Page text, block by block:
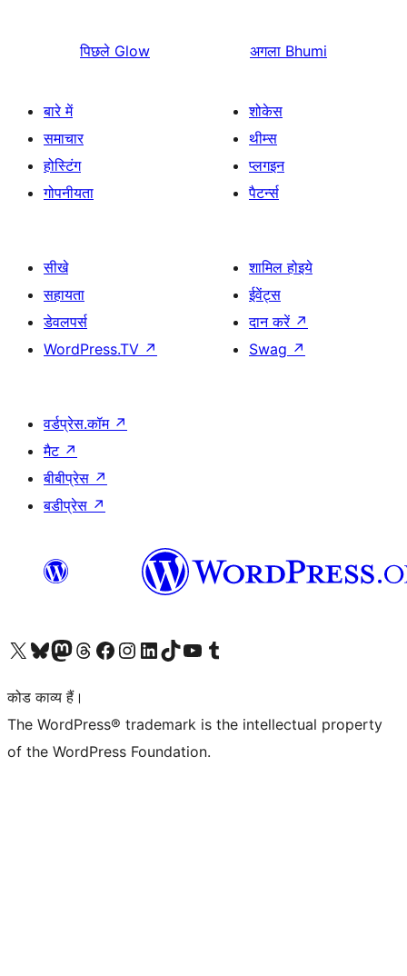
पिछले Glow अगला Bhumi
बारे में
समाचार
होस्टिंग
गोपनीयता
शोकेस
थीम्स
प्लगइन
पैटर्न्स
सीखे
सहायता
डेवलपर्स
WordPress.TV ↗
शामिल होइये
ईवेंट्स
दान करें ↗
Swag ↗
वर्डप्रेस.कॉम ↗
मैट ↗
बीबीप्रेस ↗
बडीप्रेस ↗
Visit our X (formerly Twitter) account
हमारे बलुस्की खाते पर जाएँVisit our Mastodon account
हमारे थ्रेड्स अकाउंट पर जाएंहमारे फेसबुक पेज पर जाएँहमारे इंस्टाग्राम अकाउंट पर जाएंहमारे लिंक्डइन खाते पर जाएँहमारे टिकटॉक खाते पर जाएँहमारे यूट्यूब चैनल पर जाएंहमारे Tumblr खाते पर जाएँ
कोड काव्य हैं।
The WordPress® trademark is the intellectual property
of the WordPress Foundation.